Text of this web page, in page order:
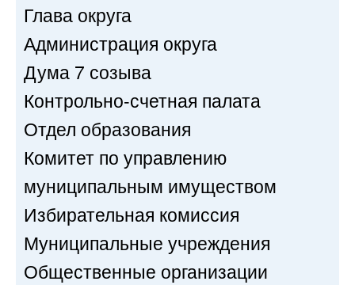
Глава округа
Администрация округа
Дума 7 созыва
Контрольно-счетная палата
Отдел образования
Комитет по управлению
муниципальным имуществом
Избирательная комиссия
Муниципальные учреждения
Общественные организации